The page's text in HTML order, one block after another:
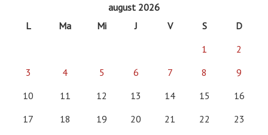
august 2026
L
Ma Mi J V S
D
1
2
3
4 5 6 7 8
9
10
11 12 13 14 15
16
17
18 19 20 21 22
23